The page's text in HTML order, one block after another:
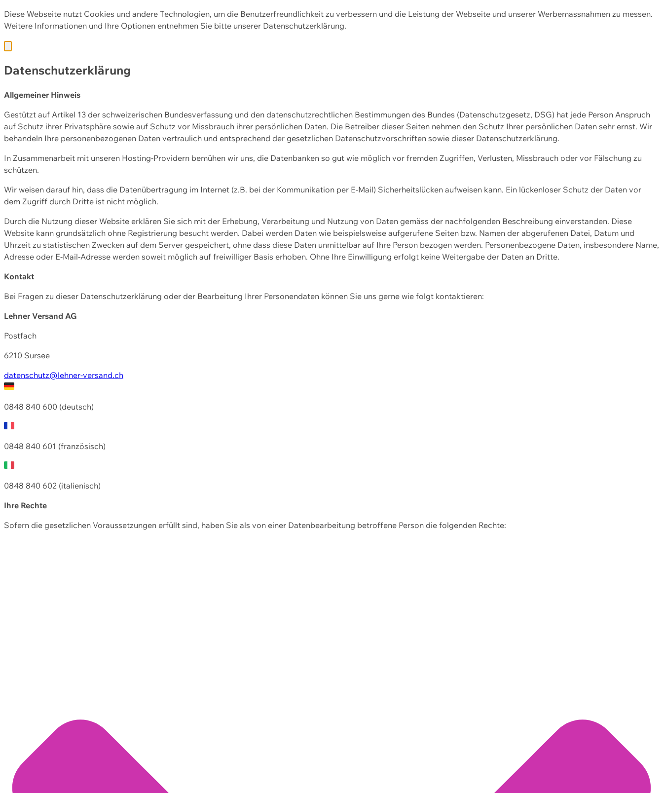
Diese Webseite nutzt Cookies und andere Technologien, um die Benutzerfreundlichkeit zu verbessern und die Leistung der Webseite und unserer Werbemassnahmen zu messen.
Weitere Informationen und Ihre Optionen entnehmen Sie bitte unserer Datenschutzerklärung.
Datenschutzerklärung
Allgemeiner Hinweis
Gestützt auf Artikel 13 der schweizerischen Bundesverfassung und den datenschutzrechtlichen Bestimmungen des Bundes (Datenschutzgesetz, DSG) hat jede Person Anspruch
auf Schutz ihrer Privatsphäre sowie auf Schutz vor Missbrauch ihrer persönlichen Daten. Die Betreiber dieser Seiten nehmen den Schutz Ihrer persönlichen Daten sehr ernst. Wir
behandeln Ihre personenbezogenen Daten vertraulich und entsprechend der gesetzlichen Datenschutzvorschriften sowie dieser Datenschutzerklärung.
In Zusammenarbeit mit unseren Hosting-Providern bemühen wir uns, die Datenbanken so gut wie möglich vor fremden Zugriffen, Verlusten, Missbrauch oder vor Fälschung zu
schützen.
Wir weisen darauf hin, dass die Datenübertragung im Internet (z.B. bei der Kommunikation per E-Mail) Sicherheitslücken aufweisen kann. Ein lückenloser Schutz der Daten vor
dem Zugriff durch Dritte ist nicht möglich.
Durch die Nutzung dieser Website erklären Sie sich mit der Erhebung, Verarbeitung und Nutzung von Daten gemäss der nachfolgenden Beschreibung einverstanden. Diese
Website kann grundsätzlich ohne Registrierung besucht werden. Dabei werden Daten wie beispielsweise aufgerufene Seiten bzw. Namen der abgerufenen Datei, Datum und
Uhrzeit zu statistischen Zwecken auf dem Server gespeichert, ohne dass diese Daten unmittelbar auf Ihre Person bezogen werden. Personenbezogene Daten, insbesondere Name,
Adresse oder E-Mail-Adresse werden soweit möglich auf freiwilliger Basis erhoben. Ohne Ihre Einwilligung erfolgt keine Weitergabe der Daten an Dritte.
Kontakt
Bei Fragen zu dieser Datenschutzerklärung oder der Bearbeitung Ihrer Personendaten können Sie uns gerne wie folgt kontaktieren:
Lehner Versand AG
Postfach
6210 Sursee
datenschutz@lehner-versand.ch
0848 840 600 (deutsch)
0848 840 601 (französisch)
0848 840 602 (italienisch)
Ihre Rechte
Sofern die gesetzlichen Voraussetzungen erfüllt sind, haben Sie als von einer Datenbearbeitung betroffene Person die folgenden Rechte: